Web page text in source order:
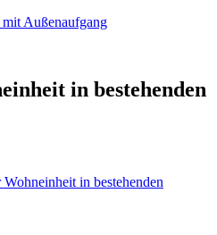
Außen­aufgang
in bestehenden
in bestehenden